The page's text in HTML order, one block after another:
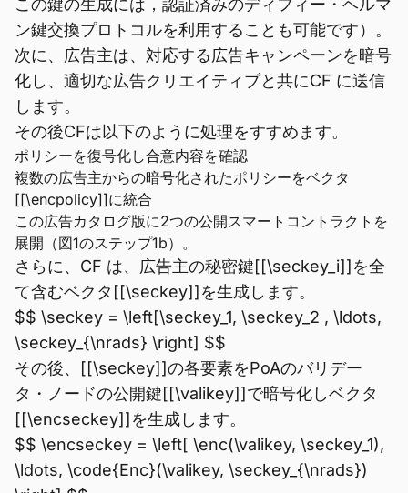
この鍵の生成には，認証済みのディフィー・ヘルマ
ン鍵交換プロトコルを利用することも可能です）。
次に、広告主は、対応する広告キャンペーンを暗号
化し、適切な広告クリエイティブと共にCF に送信
します。
その後CFは以下のように処理をすすめます。
ポリシーを復号化し合意内容を確認
複数の広告主からの暗号化されたポリシーをベクタ
[[\encpolicy]]に統合
この広告カタログ版に2つの公開スマートコントラクトを
展開（図1のステップ1b）。
さらに、CF は、広告主の秘密鍵[[\seckey_i]]を全
て含むベクタ[[\seckey]]を生成します。
$$ \seckey = \left[\seckey_1, \seckey_2 , \ldots,
\seckey_{\nrads} \right] $$
その後、[[\seckey]]の各要素をPoAのバリデー
タ・ノードの公開鍵[[\valikey]]で暗号化しベクタ
[[\encseckey]]を生成します。
$$ \encseckey = \left[ \enc(\valikey, \seckey_1),
\ldots, \code{Enc}(\valikey, \seckey_{\nrads})